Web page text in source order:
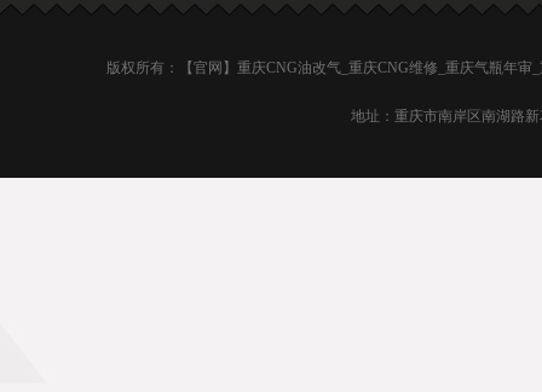
版权所有：【官网】重庆CNG油改气_重庆CNG维修_重庆气瓶年
地址：重庆市南岸区南湖路